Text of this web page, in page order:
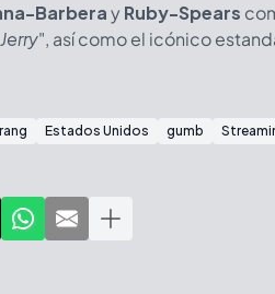
BarberayRuby-Spears
", así como el icónico
Estados Unidos gumb